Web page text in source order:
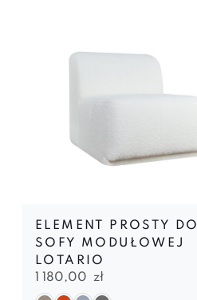
ELEMENT PROSTY DO
SOFY MODUŁOWEJ
LOTARIO
1 180,00 zł